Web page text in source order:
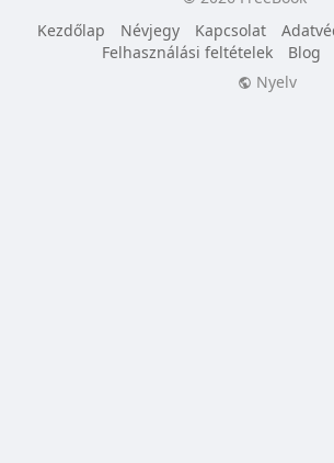
Kezdőlap
Névjegy Kapcsolat
Felhasználási feltételek
Blog
Nyelv